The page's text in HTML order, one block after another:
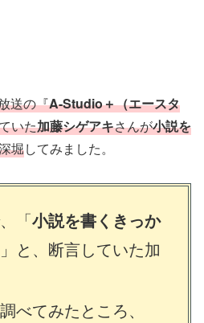
送の『A-Studio＋（エースタ
いた加藤シゲアキさんが小説を
堀してみました。
「小説を書くきっか
」と、断言していた加
べてみたところ、